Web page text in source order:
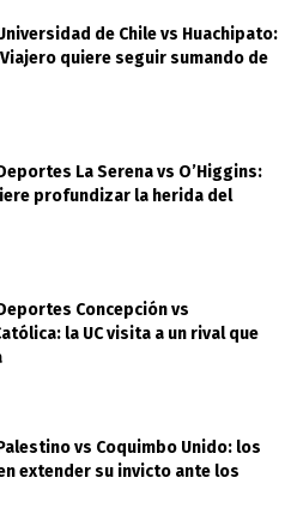
de Chile vs Huachipato:
quiere seguir sumando de
La Serena vs O’Higgins:
profundizar la herida del
Concepción vs
la UC visita a un rival que
vs Coquimbo Unido: los
extender su invicto ante los